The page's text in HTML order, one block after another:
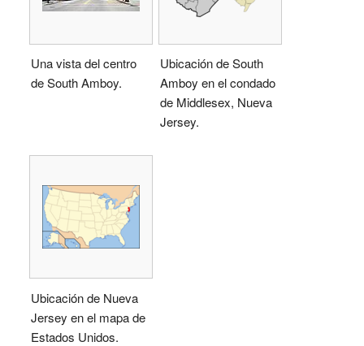
Una vista del centro
de South Amboy.
Ubicación de South
Amboy en el condado
de Middlesex, Nueva
Jersey.
Ubicación de Nueva
Jersey en el mapa de
Estados Unidos.